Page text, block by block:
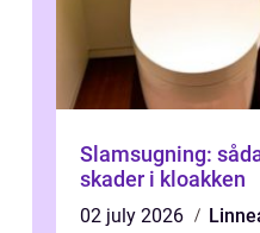
Slamsugning:
skader i kloakken
02 july 2026